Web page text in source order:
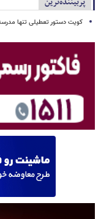
کویت دستور تعطیلی تنها